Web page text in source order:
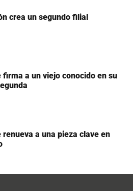
crea un segundo filial
firma a un viejo conocido en su
renueva a una pieza clave en